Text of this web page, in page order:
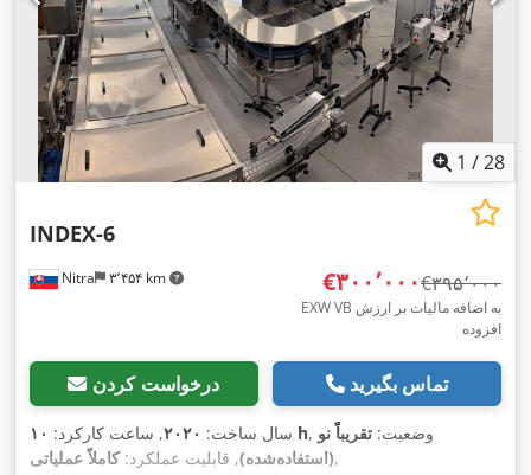
1 /28
Nitra ۳٬۴۵۴ km
INDEX-6
‎€۳۰۰٬۰۰۰ ‎€۳۹۵٬۰۰۰
EXW VB به اضافه مالیات بر ارزش
افزوده
درخواست کردن تماس بگیرید
سال ساخت: ۲۰۲۰, ساعت کارکرد: ۱۰ h , وضعیت: تقریباً نو
(استفاده‌شده), قابلیت عملکرد:کاملاً عملیاتی ,